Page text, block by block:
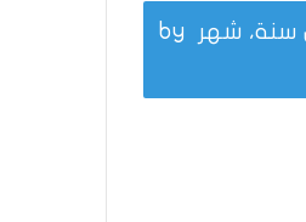
سنة، شهر